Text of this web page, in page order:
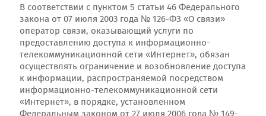
В соответствии с пунктом 5 статьи 46 Федерального
закона от 07 июля 2003 года № 126-ФЗ «О связи»
оператор связи, оказывающий услуги по
предоставлению доступа к информационно-
телекоммуникационной сети «Интернет», обязан
осуществлять ограничение и возобновление доступа
к информации, распространяемой посредством
информационно-телекоммуникационной сети
«Интернет», в порядке, установленном